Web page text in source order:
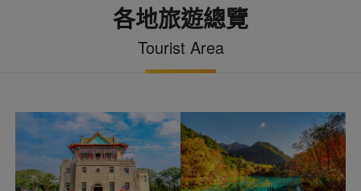
各地旅遊總覽
Tourist Area